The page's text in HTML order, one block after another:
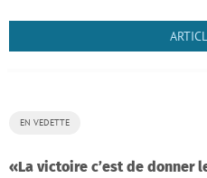
EN VEDETTE
«La victoire c’est de donner